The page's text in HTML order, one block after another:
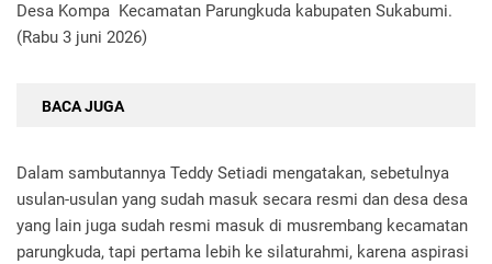
Desa Kompa Kecamatan Parungkuda kabupaten Sukabumi.
(Rabu 3 juni 2026)
BACA JUGA
Dalam sambutannya Teddy Setiadi mengatakan, sebetulnya
usulan-usulan yang sudah masuk secara resmi dan desa desa
yang lain juga sudah resmi masuk di musrembang kecamatan
parungkuda, tapi pertama lebih ke silaturahmi, karena aspirasi